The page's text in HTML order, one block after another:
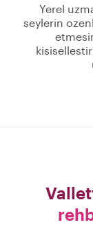
Yerel
seylerin